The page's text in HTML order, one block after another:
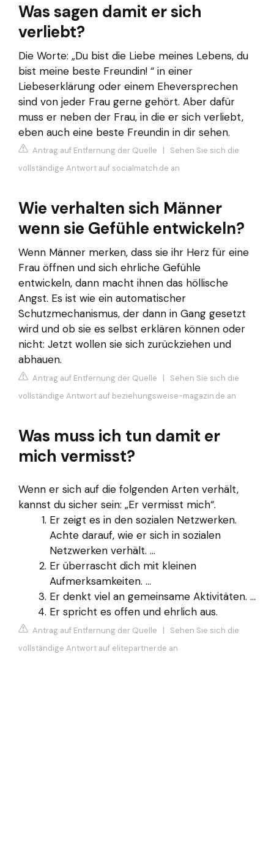
Was sagen damit er sich
verliebt?
Die Worte: „Du bist die Liebe meines Lebens, du
bist meine beste Freundin! “ in einer
Liebeserklärung oder einem Eheversprechen
sind von jeder Frau gerne gehört. Aber dafür
muss er neben der Frau, in die er sich verliebt,
eben auch eine beste Freundin in dir sehen.
Antrag auf Entfernung der Quelle | Sehen Sie sich die
vollständige Antwort auf socialmatch.de an
Wie verhalten sich Männer
wenn sie Gefühle entwickeln?
Wenn Männer merken, dass sie ihr Herz für eine
Frau öffnen und sich ehrliche Gefühle
entwickeln, dann macht ihnen das höllische
Angst. Es ist wie ein automatischer
Schutzmechanismus, der dann in Gang gesetzt
wird und ob sie es selbst erklären können oder
nicht: Jetzt wollen sie sich zurückziehen und
abhauen.
Antrag auf Entfernung der Quelle | Sehen Sie sich die
vollständige Antwort auf beziehungsweise-magazin.de an
Was muss ich tun damit er
mich vermisst?
Wenn er sich auf die folgenden Arten verhält,
kannst du sicher sein: „Er vermisst mich“.
Er zeigt es in den sozialen Netzwerken.
Achte darauf, wie er sich in sozialen
Netzwerken verhält. ...
Er überrascht dich mit kleinen
Aufmerksamkeiten. ...
Er denkt viel an gemeinsame Aktivitäten. ...
Er spricht es offen und ehrlich aus.
Antrag auf Entfernung der Quelle | Sehen Sie sich die
vollständige Antwort auf elitepartner.de an